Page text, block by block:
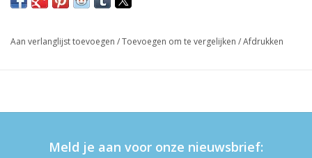
Aan verlanglijst toevoegen /Toevoegen om te vergelijken /Afdrukken
Meld je aan voor onze nieuwsbrief: